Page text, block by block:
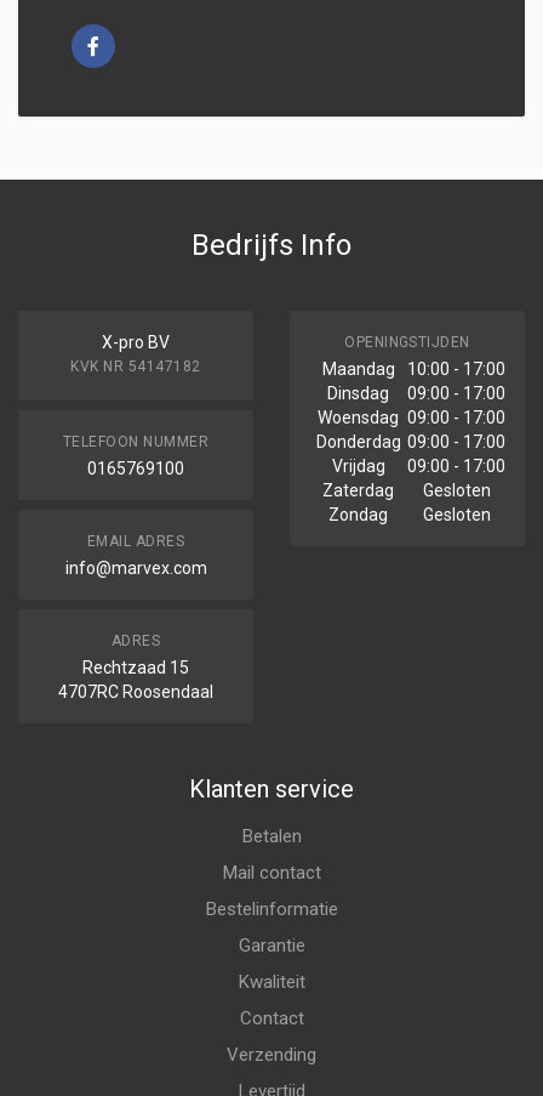
Bedrijfs Info
X-pro BV
KVK NR 54147182
TELEFOON NUMMER
0165769100
EMAIL ADRES
info@marvex.com
ADRES
Rechtzaad 15
4707RC Roosendaal
OPENINGSTIJDEN
Maandag
10:00 - 17:00
Dinsdag
09:00 - 17:00
Woensdag 09:00 - 17:00
Donderdag 09:00 - 17:00
Vrijdag
09:00 - 17:00
Zaterdag
Gesloten
Zondag
Gesloten
Klanten service
Betalen
Mail contact
Bestelinformatie
Garantie
Kwaliteit
Contact
Verzending
Levertijd